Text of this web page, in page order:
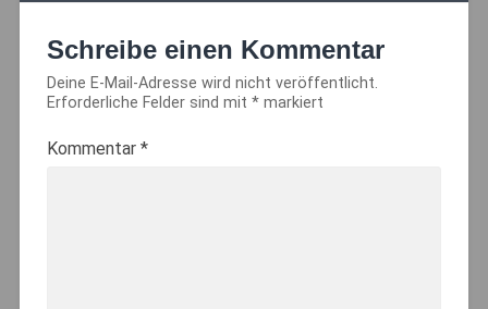
Schreibe einen Kommentar
Deine E-Mail-Adresse wird nicht veröffentlicht.
Erforderliche Felder sind mit *markiert
Kommentar *